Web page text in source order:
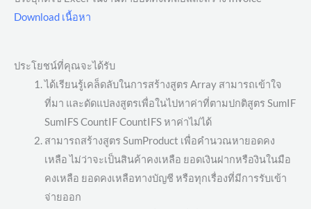
Download เนื้อหา
ประโยชน์ที่คุณจะได้รับ
ได้เรียนรู้เคล็ดลับในการสร้างสูตร Array สามารถเข้าใจ
ที่มา และดัดแปลงสูตรเพื่อในไปหาค่าที่ตามปกติสูตร SumIF
SumIFS CountIF CountIFS หาค่าไม่ได้
สามารถสร้างสูตร SumProduct เพื่อคำนวณหายอดคง
เหลือ ไม่ว่าจะเป็นสินค้าคงเหลือ ยอดเงินฝากหรืองินในมือ
คงเหลือ ยอดคงเหลือทางบัญชี หรือทุกเรื่องที่มีการรับเข้า
จ่ายออก